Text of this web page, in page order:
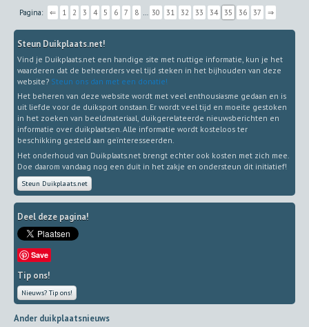
Pagina: ⇐ 1 2 3 4 5 6 7 8 … 30 31 32 33 34 35 36 37 ⇒
Steun Duikplaats.net!
Vind je Duikplaats.net een handige site met nuttige informatie, kun je het
waarderen dat de beheerders veel tijd steken in het bijhouden van deze
website? Steun ons dan met een donatie!
Het beheren van deze website wordt met veel enthousiasme gedaan en is
uit liefde voor de duiksport onstaan. Er wordt veel tijd en moeite gestoken
in het zoeken van beeldmateriaal, duikgerelateerde nieuwsberichten en
informatie over duikplaatsen. Alle informatie wordt kosteloos ter
beschikking gesteld aan geïnteresseerden.
Het onderhoud van Duikplaats.net brengt echter ook kosten met zich mee.
Doe daarom vandaag nog een duit in het zakje en ondersteun dit initiatief!
Steun Duikplaats.net
Deel deze pagina!
Save
Tip ons!
Nieuws? Tip ons!
Ander duikplaatsnieuws